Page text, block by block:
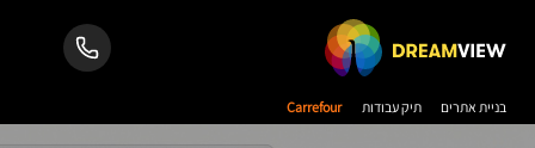
בניית אתרים תיק עבודות Carrefour